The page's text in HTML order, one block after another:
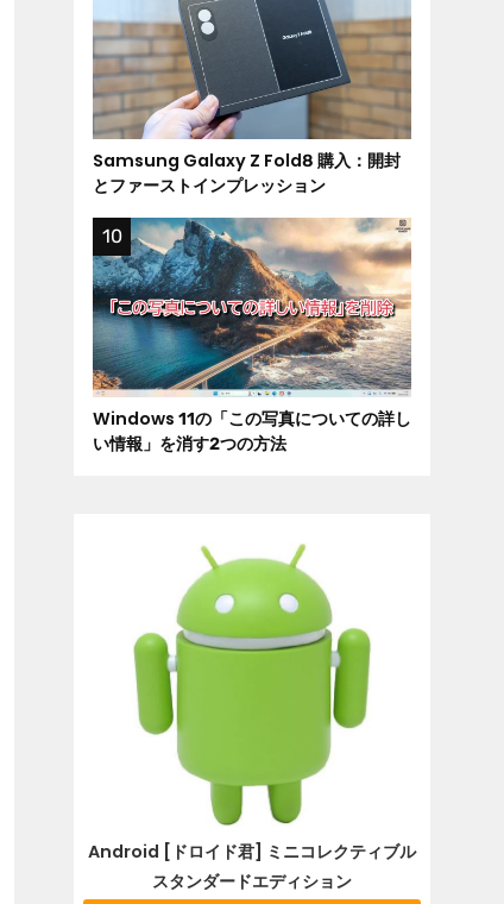
Samsung Galaxy Z Fold8 購入：開封
とファーストインプレッション
Windows 11の「この写真についての詳し
い情報」を消す2つの方法
Android [ドロイド君] ミニコレクティブル
スタンダードエディション